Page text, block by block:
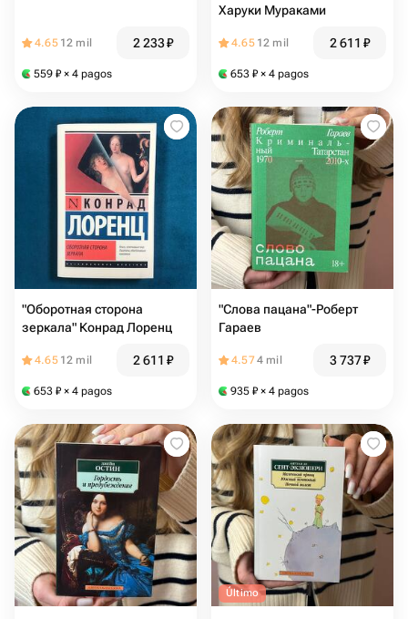
4.65 12 mil 2 233₽
559 ₽ × 4 pagos
Харуки Мураками
4.65 12 mil 2 611 ₽
653 ₽ × 4 pagos
"Оборотная сторона
зеркала" Конрад Лоренц
4.65 12 mil 2 611 ₽
653 ₽ × 4 pagos
"Слова пацана"-Роберт
Гараев
4.574 mil 3 737₽
935 ₽ × 4 pagos
Último